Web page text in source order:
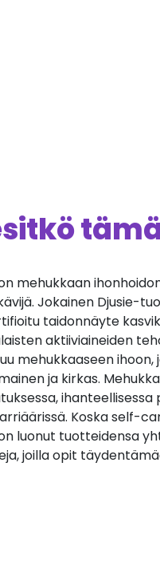
mehukkaan
Jokainen Djusie-
taidonnäyte
aktiiviaineiden
mehukkaaseen
ja kirkas.
Koska self-
luonut tuotteidensa
joilla opit